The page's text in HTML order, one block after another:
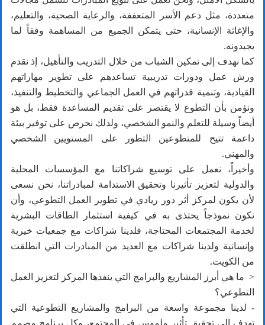
متعددة، مثل دعم الأسر المتعففة، والرعاية الصحية، والتعليم،
والإغاثة الإنسانية، حتى يتمكن الجميع من المساهمة وفقاً لما
يجيدونه.
كما نهدف إلى تمكين الشباب من خلال التدريب والتأهيل، إذ نقدم
ورش عمل ودورات تدريبية تساعدهم على تطوير مهاراتهم
القيادية، وتنمية قدراتهم في العمل الجماعي والتخطيط والتنفيذ،
ونؤمن بأن التطوع لا يقتصر على تقديم المساعدة فقط، بل هو
أيضاً وسيلة للتعلم والنمو الشخصي، ولذلك نحرص على توفير بيئة
داعمة تتيح للمتطوعين التطور على المستويين الشخصي
والمهني.
وأخيراً، نعمل على توسيع شراكاتنا مع المؤسسات المحلية
والدولية لتعزيز تأثيرنا وتحقيق الاستدامة لمبادراتنا، نحن نسعى
لأن يكون لمركز أثر دور ريادي في تطوير العمل التطوعي، وأن
نكون نموذجاً يحتذى به في كيفية استثمار الطاقات البشرية
لخدمة المجتمعات المحتاجة، فلدينا شراكات مع جمعيات خيرية
وإنسانية ولدينا شراكات مع العديد من المبادرات التي انطلقت
من الكويت.
< ما هي أبرز المشاريع والبرامج التي ينفذها المركز لتعزيز العمل
التطوعي؟
- لدينا مجموعة واسعة من البرامج والمشاريع التطوعية التي
تهدف إلى تحقيق تأثير ملموس في المجتمع، وكل برنامج مصمم